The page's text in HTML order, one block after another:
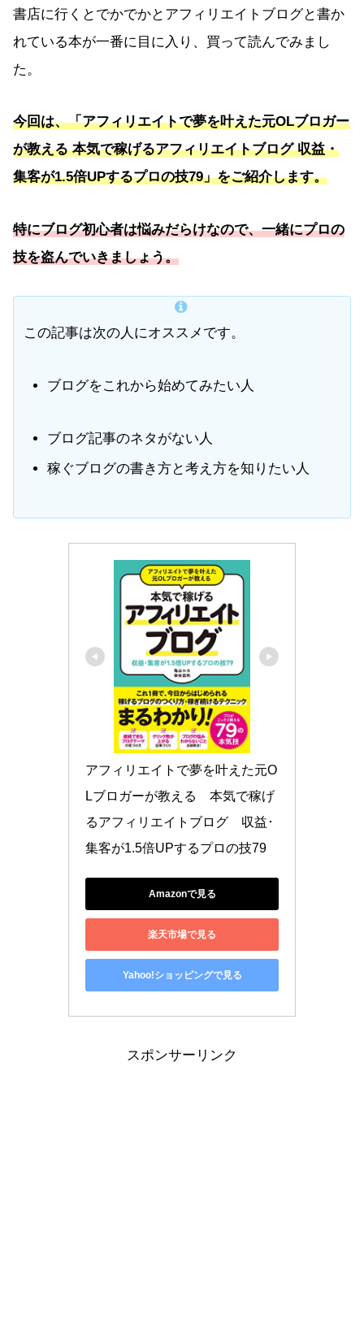
書店に行くとでかでかとアフィリエイトブログと書か
れている本が一番に目に入り、買って読んでみまし
た。
今回は、「アフィリエイトで夢を叶えた元OLブロガー
が教える 本気で稼げるアフィリエイトブログ 収益・
集客が1.5倍UPするプロの技79」をご紹介します。
特にブログ初心者は悩みだらけなので、一緒にプロの
技を盗んでいきましょう。
この記事は次の人にオススメです。
ブログをこれから始めてみたい人
ブログ記事のネタがない人
稼ぐブログの書き方と考え方を知りたい 人
アフィリエイトで夢を叶えた元O
Lブロガーが教える　本気で稼げ
るアフィリエイトブログ　収益･
集客が1.5倍UPするプロの技79
Amazonで見る
楽天市場で見る
Yahoo!ショッピングで見る
スポンサーリンク